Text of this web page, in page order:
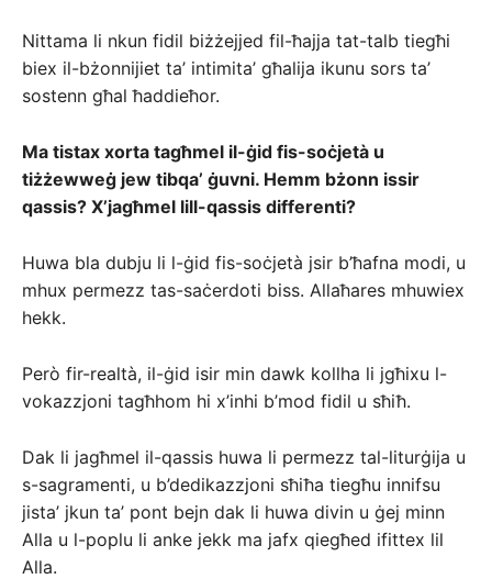
Nittama li nkun fidil biżżejjed fil-ħajja tat-talb tiegħi
biex il-bżonnijiet ta’ intimita’ għalija ikunu sors ta’
sostenn għal ħaddieħor.
Ma tistax xorta tagħmel il-ġid fis-soċjetà u
tiżżewweġ jew tibqa’ ġuvni. Hemm bżonn issir
qassis? X’jagħmel lill-qassis differenti?
Huwa bla dubju li l-ġid fis-soċjetà jsir b’ħafna modi, u
mhux permezz tas-saċerdoti biss. Allaħares mhuwiex
hekk.
Però fir-realtà, il-ġid isir min dawk kollha li jgħixu l-
vokazzjoni tagħhom hi x’inhi b’mod fidil u sħiħ.
Dak li jagħmel il-qassis huwa li permezz tal-liturġija u
s-sagramenti, u b’dedikazzjoni sħiħa tiegħu innifsu
jista’ jkun ta’ pont bejn dak li huwa divin u ġej minn
Alla u l-poplu li anke jekk ma jafx qiegħed ifittex lil
Alla.